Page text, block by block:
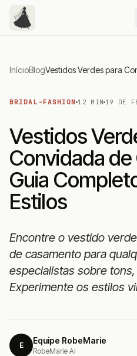
InícioBlog
BRIDAL-FASHION 12 MIN 19 DE
Vestidos
Convidada
Guia
Estilos
Encontre o vestido
de casamento para
especialistas sobre
Experimente os estilos
E Equipe RobeMarie
RobeMarie AI